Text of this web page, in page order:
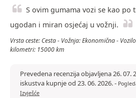
S ovim gumama vozi se kao po
ugodan i miran osjećaj u vožnji.
Vrsta ceste: Cesta - Vožnja: Ekonomična -
kilometri: 15000 km
Prevedena recenzija objavljena 26. 07.
iskustva kupnje od 23. 06. 2026.-
Izvješće